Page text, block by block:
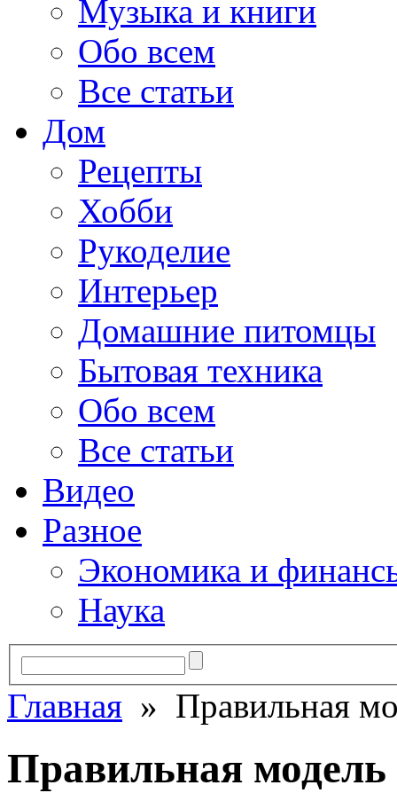
Музыка и книги
Обо всем
Все статьи
Дом
Рецепты
Хобби
Рукоделие
Интерьер
Домашние питомцы
Бытовая техника
Обо всем
Все статьи
Видео
Разное
Экономика и
Наука
Главная » Правильная
Правильная модель